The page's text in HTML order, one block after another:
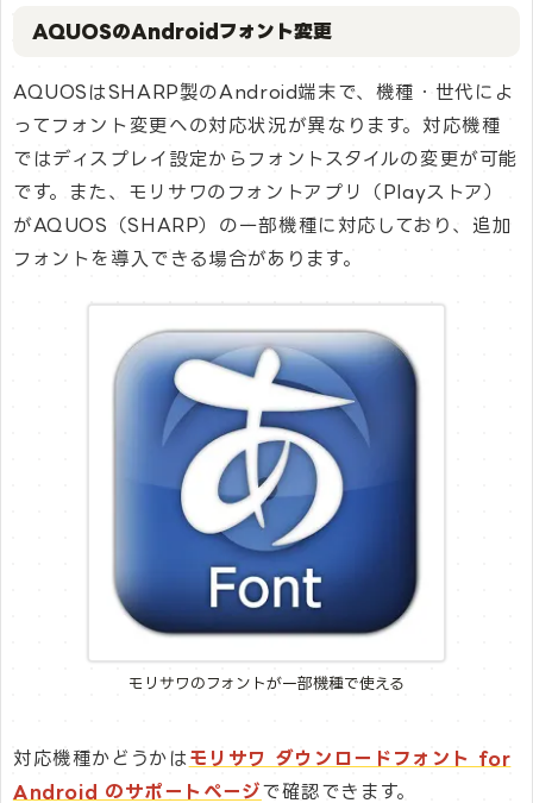
AQUOSのAndroidフォント変更
AQUOSはSHARP製のAndroid端末で、機種・世代によ
ってフォント変更への対応状況が異なります。対応機種
ではディスプレイ設定からフォントスタイルの変更が可能
です。また、モリサワのフォントアプリ（Playストア）
がAQUOS（SHARP）の一部機種に対応しており、追加
フォントを導入できる場合があります。
モリサワのフォントが一部機種で使える
対応機種かどうかは モリサワ ダウンロードフォント for
Android のサポートページで確認できます。